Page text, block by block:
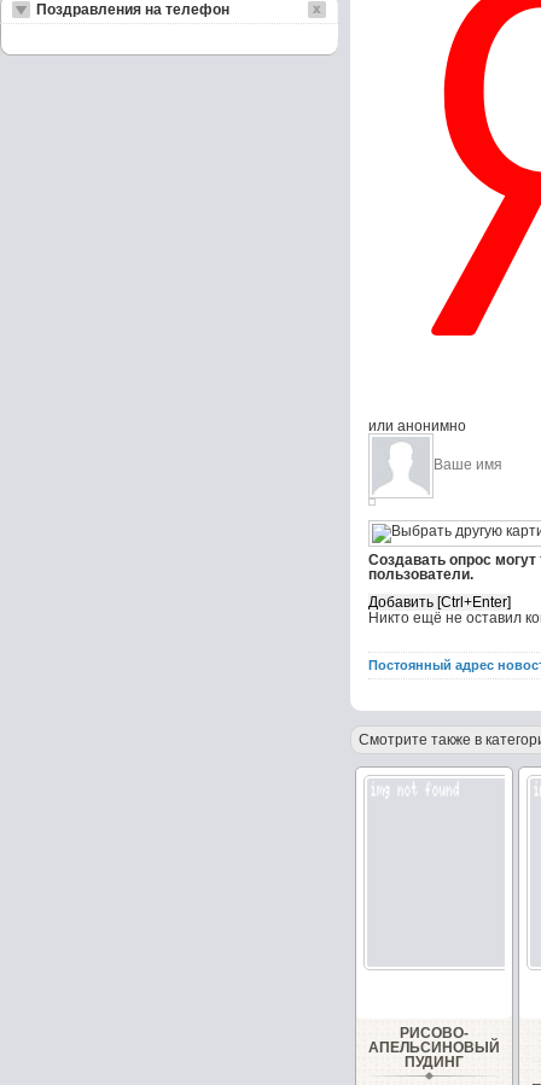
или анонимно
Создавать опрос
пользователи.
Никто ещё не оставил
Постоянный адрес
Смотрите также в
РИСОВО-
АПЕЛЬСИНОВЫЙ
ПУДИНГ
Поздравления на телефон